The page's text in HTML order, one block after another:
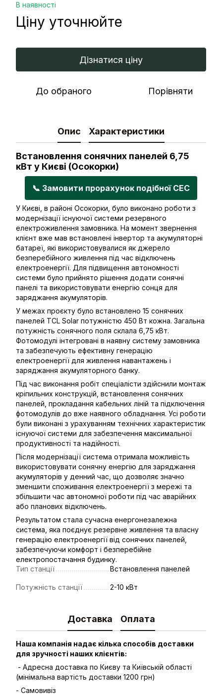
В наявності
Ціну уточнюйте
Дізнатися ціну
До обраного Порівняти
Опис Характеристики
Встановлення сонячних панелей 6,75
кВт у Києві (Осокорки)
📞 Замовити прорахунок подібної СЕС
У Києві, в районі Осокорки, було виконано роботи з
модернізації існуючої системи резервного
електроживлення замовника. На момент звернення
клієнт вже мав встановлені інвертор та акумуляторні
батареї, які використовувалися як джерело
безперебійного живлення під час відключень
електроенергії. Для підвищення автономності
системи було прийнято рішення додати сонячні
панелі та використовувати енергію сонця для
заряджання акумуляторів.
У межах проєкту було встановлено 15 сонячних
панелей TCL Solar потужністю 450 Вт кожна. Загальна
потужність сонячного поля склала 6,75 кВт.
Фотомодулі інтегровані в наявну систему замовника
та забезпечують ефективну генерацію
електроенергії для живлення навантажень і
заряджання акумуляторного банку.
Під час виконання робіт спеціалісти здійснили монтаж
кріпильних конструкцій, встановлення сонячних
панелей, прокладання кабельних ліній та підключення
фотомодулів до вже наявного обладнання. Усі роботи
були виконані з урахуванням технічних характеристик
існуючої системи для забезпечення максимальної
продуктивності та надійності.
Після модернізації система отримала можливість
використовувати сонячну енергію для заряджання
акумуляторів у денний час, що дозволяє значно
зменшити споживання електроенергії з мережі та
збільшити час автономної роботи під час аварійних
або планових відключень.
Результатом стала сучасна енергонезалежна
система, яка поєднує резервне живлення та власну
генерацію електроенергії від сонячних панелей,
забезпечуючи комфорт і безперебійне
електропостачання будинку.
Тип станції
Встановлення панелей
Потужність станції 2-10 кВт
Доставка Оплата
Наша компанія надає кілька способів доставки
для зручності наших клієнтів:
- Адресна доставка по Києву та Київській області
(мінімальна вартість доставки 1200 грн)
- Самовивіз